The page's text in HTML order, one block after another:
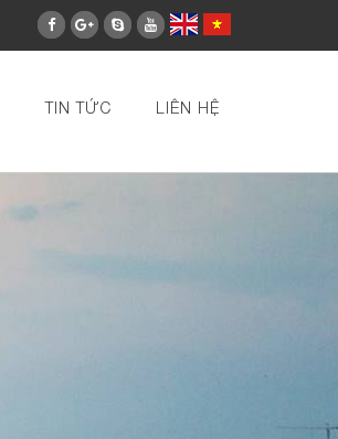
TIN TỨC LIÊN HỆ